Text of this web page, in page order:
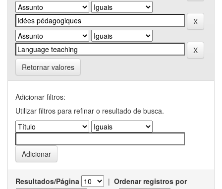
Retornar valores
Adicionar filtros:
Utilizar filtros para refinar o resultado de busca.
Resultados/Página | Ordenar registros por